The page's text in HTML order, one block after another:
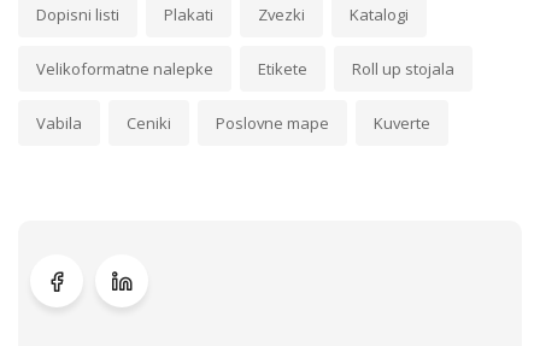
Dopisni listi Plakati Zvezki Katalogi
Velikoformatne nalepke Etikete Roll up stojala
Vabila Ceniki Poslovne mape Kuverte